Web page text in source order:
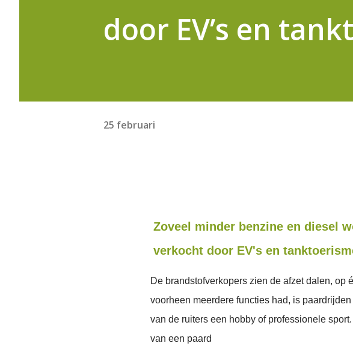
door EV’s en
25 februari
Zoveel minder benzine en diesel
verkocht door EV's en
De brandstofverkopers zien de afzet dalen, op
voorheen meerdere functies had, is
van de ruiters een hobby of professionele
van een paard